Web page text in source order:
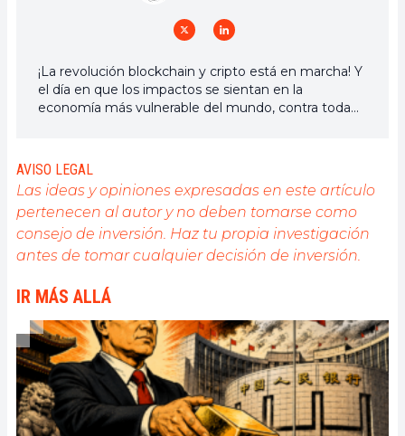
¡La revolución blockchain y cripto está en marcha! Y
el día en que los impactos se sientan en la
economía más vulnerable del mundo, contra toda
AVISO LEGAL
Las ideas y opiniones expresadas en este artículo
pertenecen al autor y no deben tomarse como
consejo de inversión. Haz tu propia investigación
antes de tomar cualquier decisión de inversión.
IR MÁS ALLÁ